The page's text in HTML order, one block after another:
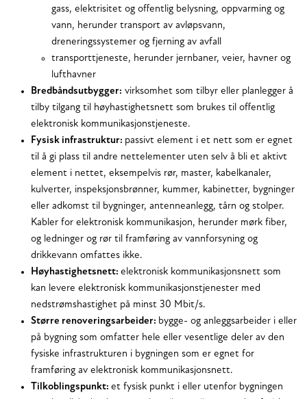
gass, elektrisitet og offentlig belysning, oppvarming og
vann, herunder transport av avløpsvann,
dreneringssystemer og fjerning av avfall
transporttjeneste, herunder jernbaner, veier, havner og
lufthavner
Bredbåndsutbygger: virksomhet som tilbyr eller planlegger å
tilby tilgang til høyhastighetsnett som brukes til offentlig
elektronisk kommunikasjonstjeneste.
Fysisk infrastruktur: passivt element i et nett som er egnet
til å gi plass til andre nettelementer uten selv å bli et aktivt
element i nettet, eksempelvis rør, master, kabelkanaler,
kulverter, inspeksjonsbrønner, kummer, kabinetter, bygninger
eller adkomst til bygninger, antenneanlegg, tårn og stolper.
Kabler for elektronisk kommunikasjon, herunder mørk fiber,
og ledninger og rør til framføring av vannforsyning og
drikkevann omfattes ikke.
Høyhastighetsnett: elektronisk kommunikasjonsnett som
kan levere elektronisk kommunikasjonstjenester med
nedstrømshastighet på minst 30 Mbit/s.
Større renoveringsarbeider: bygge- og anleggsarbeider i eller
på bygning som omfatter hele eller vesentlige deler av den
fysiske infrastrukturen i bygningen som er egnet for
framføring av elektronisk kommunikasjonsnett.
Tilkoblingspunkt: et fysisk punkt i eller utenfor bygningen